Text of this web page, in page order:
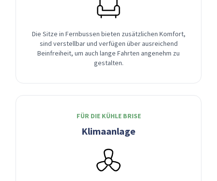
Die Sitze in Fernbussen bieten zusätzlichen Komfort,
sind verstellbar und verfügen über ausreichend
Beinfreiheit, um auch lange Fahrten angenehm zu
gestalten.
FÜR DIE KÜHLE BRISE
Klimaanlage